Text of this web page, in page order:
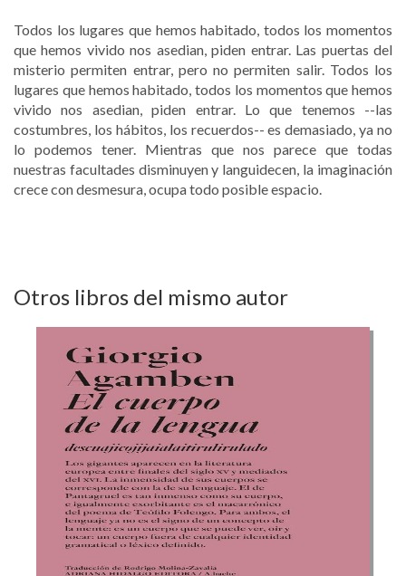
Todos los lugares que hemos habitado, todos los momentos
que hemos vivido nos asedian, piden entrar. Las puertas del
misterio permiten entrar, pero no permiten salir. Todos los
lugares que hemos habitado, todos los momentos que hemos
vivido nos asedian, piden entrar. Lo que tenemos --las
costumbres, los hábitos, los recuerdos-- es demasiado, ya no
lo podemos tener. Mientras que nos parece que todas
nuestras facultades disminuyen y languidecen, la imaginación
crece con desmesura, ocupa todo posible espacio.
Otros libros del mismo autor